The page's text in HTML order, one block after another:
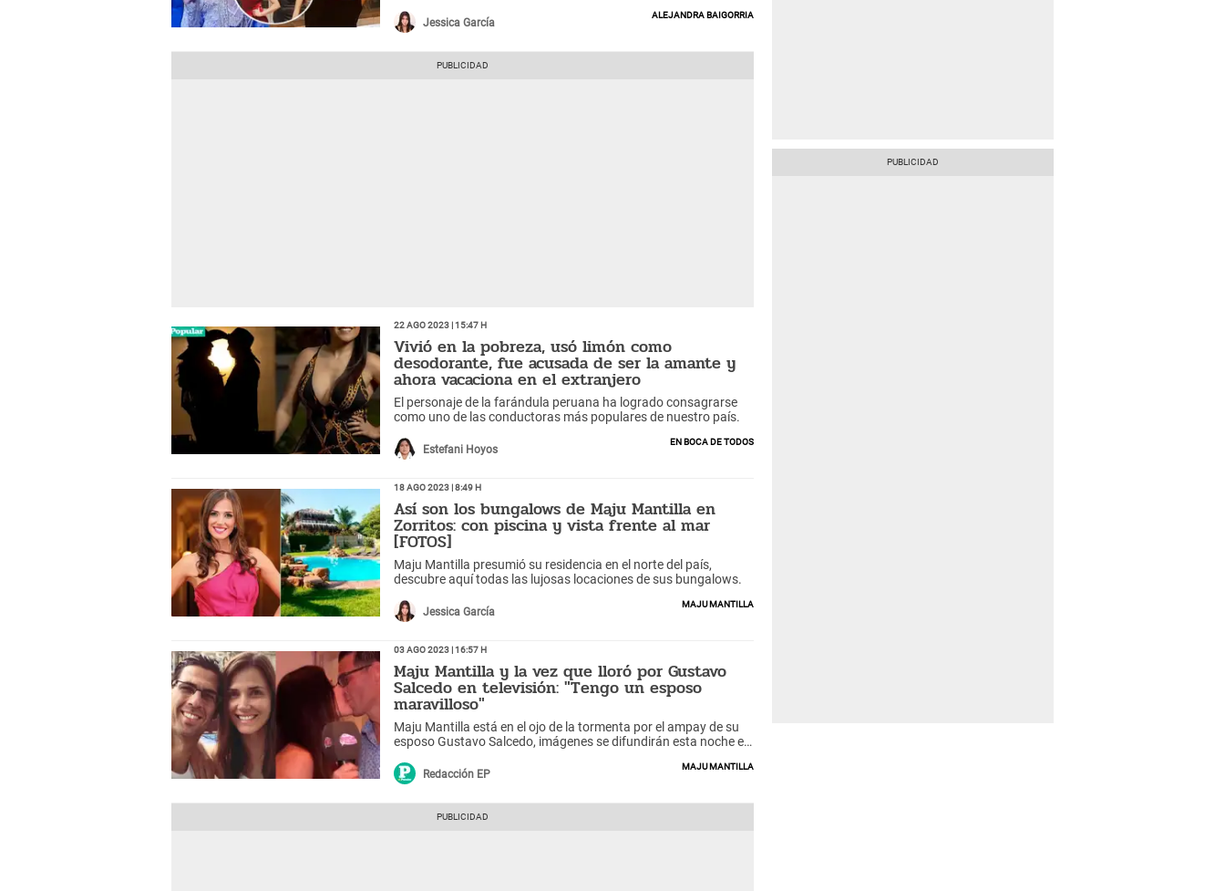
Jessica García
Alejandra Baigorria
22 Ago 2023 | 15:47 h
Vivió en la pobreza, usó limón como
desodorante, fue acusada de ser la amante y
ahora vacaciona en el extranjero
El personaje de la farándula peruana ha logrado consagrarse
como uno de las conductoras más populares de nuestro país.
Estefani Hoyos
En boca de todos
18 Ago 2023 | 8:49 h
Así son los bungalows de Maju Mantilla en
Zorritos: con piscina y vista frente al mar
[FOTOS]
Maju Mantilla presumió su residencia en el norte del país,
descubre aquí todas las lujosas locaciones de sus bungalows.
Jessica García
Maju Mantilla
03 Ago 2023 | 16:57 h
Maju Mantilla y la vez que lloró por Gustavo
Salcedo en televisión: "Tengo un esposo
maravilloso"
Maju Mantilla está en el ojo de la tormenta por el ampay de su
esposo Gustavo Salcedo, imágenes se difundirán esta noche en
Redacción EP
Maju Mantilla